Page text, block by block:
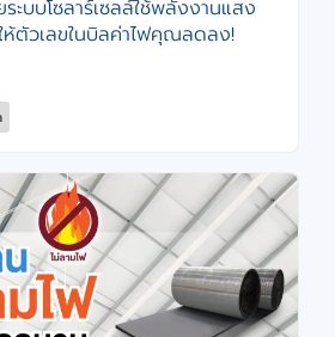
บบโซลาร์เซลล์ใช้พลังงานแสง
ตัวเลขในบิลค่าไฟคุณลดลง!